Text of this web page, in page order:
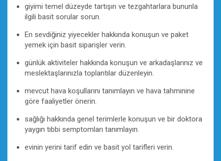
giyimi temel düzeyde tartışın ve tezgahtarlara bununla
ilgili basit sorular sorun.
En sevdiğiniz yiyecekler hakkında konuşun ve paket
yemek için basit siparişler verin.
günlük aktiviteler hakkında konuşun ve arkadaşlarınız ve
meslektaşlarınızla toplantılar düzenleyin.
mevcut hava koşullarını tanımlayın ve hava tahminine
göre faaliyetler önerin.
sağlığı hakkında genel terimlerle konuşun ve bir doktora
yaygın tıbbi semptomları tanımlayın.
evinin yerini tarif edin ve basit yol tarifleri verin.